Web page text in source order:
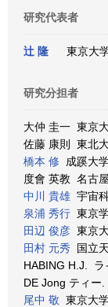
研究代表者
辻 隆 東京大
研究分担者
大仲 圭一 東京
佐藤 康則 東北
橋本 修 成蹊大
度會 英教 名古
中川 貴雄 宇宙
泉浦 秀行 東京
田辺 俊彦 東京
田村 元秀 国立
HABING H.J. ラ
DE Jong ティー
尾中 敬 東京大